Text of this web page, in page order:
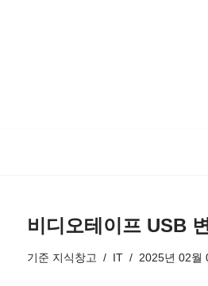
비디오테이프 USB
기준 지식창고 IT 2025년 02월